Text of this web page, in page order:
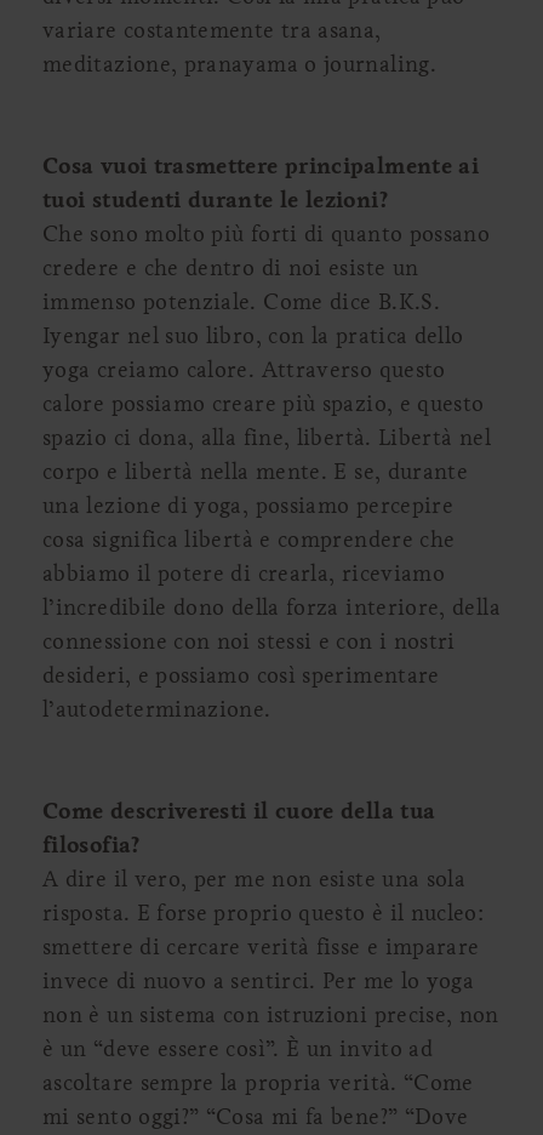
variare costantemente tra asana,
meditazione, pranayama o journaling.
Cosa vuoi trasmettere principalmente ai
tuoi studenti durante le lezioni?
Che sono molto più forti di quanto possano
credere e che dentro di noi esiste un
immenso potenziale. Come dice B.K.S.
Iyengar nel suo libro, con la pratica dello
yoga creiamo calore. Attraverso questo
calore possiamo creare più spazio, e questo
spazio ci dona, alla fine, libertà. Libertà nel
corpo e libertà nella mente. E se, durante
una lezione di yoga, possiamo percepire
cosa significa libertà e comprendere che
abbiamo il potere di crearla, riceviamo
l’incredibile dono della forza interiore, della
connessione con noi stessi e con i nostri
desideri, e possiamo così sperimentare
l’autodeterminazione.
Come descriveresti il cuore della tua
filosofia?
A dire il vero, per me non esiste una sola
risposta. E forse proprio questo è il nucleo:
smettere di cercare verità fisse e imparare
invece di nuovo a sentirci. Per me lo yoga
non è un sistema con istruzioni precise, non
è un “deve essere così”. È un invito ad
ascoltare sempre la propria verità. “Come
mi sento oggi?” “Cosa mi fa bene?” “Dove